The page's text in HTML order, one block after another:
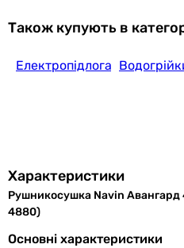
4 950грн
електричний
електричний
електричний
електричний
Також купують в
Електропідлога
Характеристики
Рушникосушка Navin
4880)
Основні характеристики